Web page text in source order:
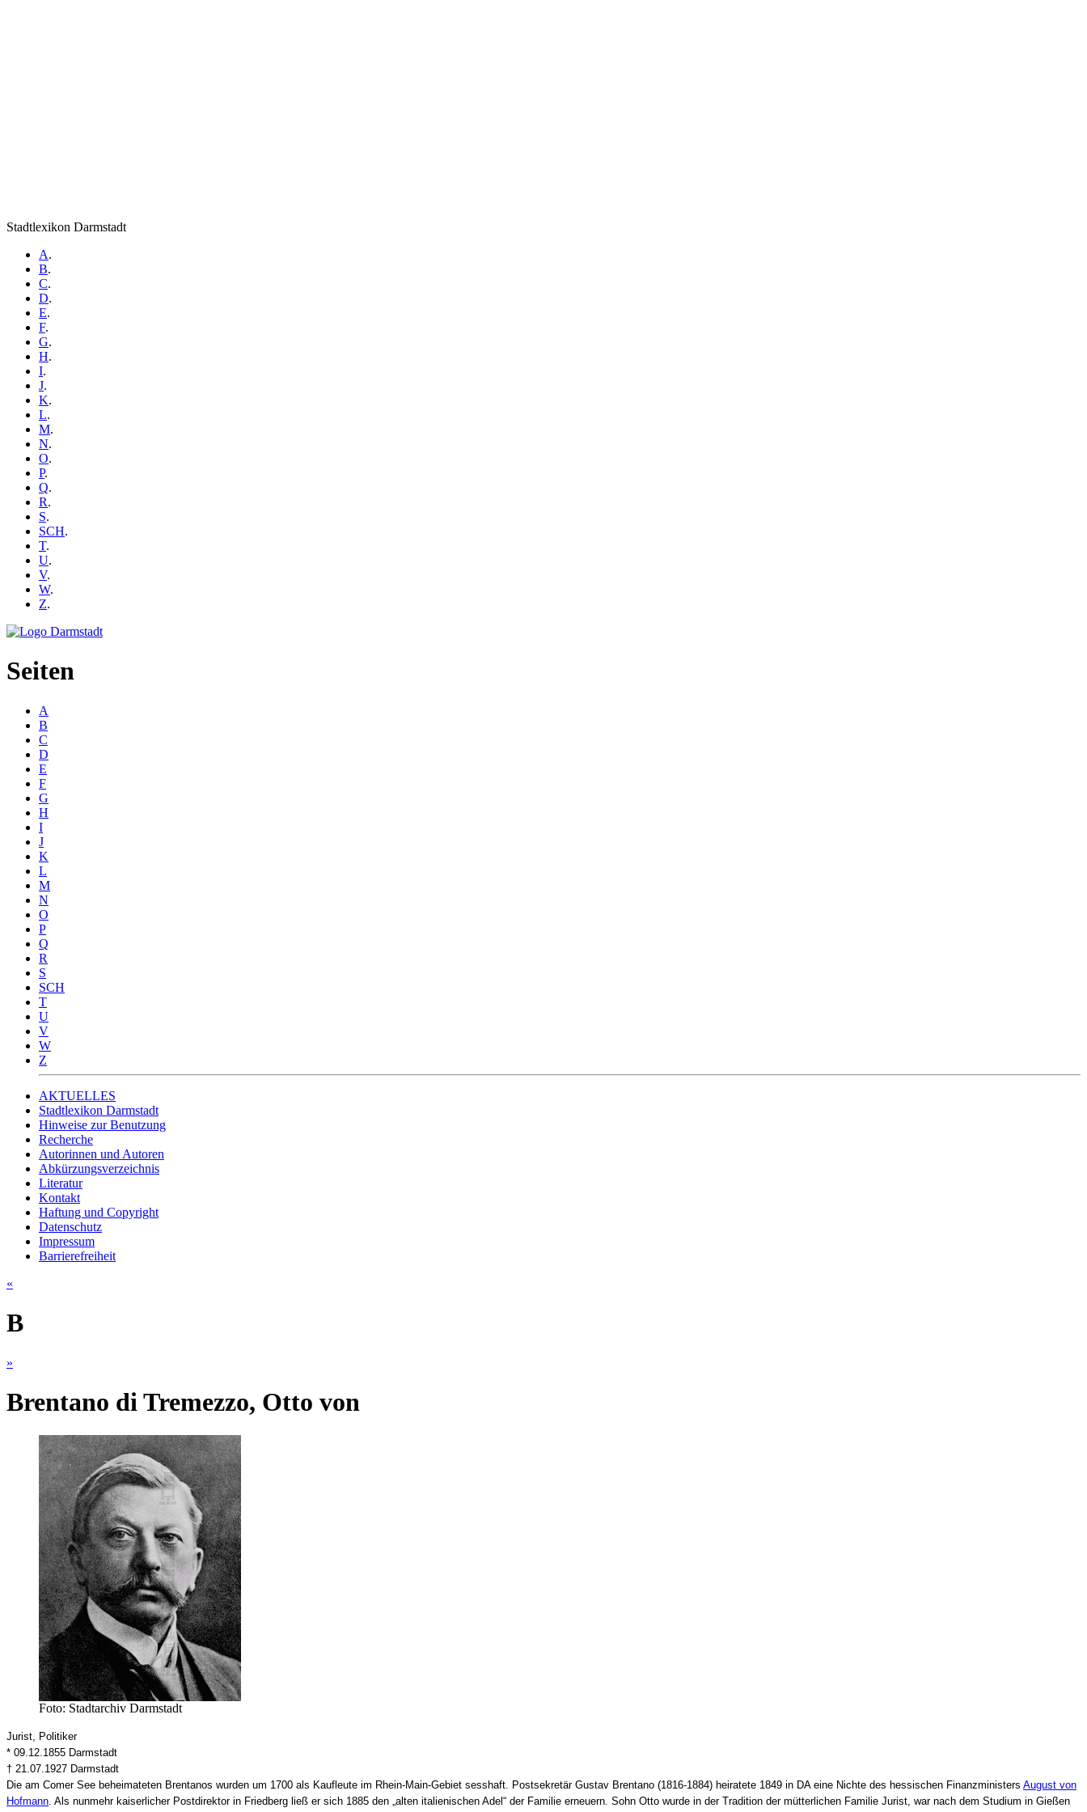
Stadtlexikon Darmstadt
A.
B.
C.
D.
E.
F.
G.
H.
I.
J.
K.
L.
M.
N.
O.
P.
Q.
R.
S.
SCH.
T.
U.
V.
W.
Z.
Seiten
A
B
C
D
E
F
G
H
I
J
K
L
M
N
O
P
Q
R
S
SCH
T
U
V
W
Z
AKTUELLES
Stadtlexikon Darmstadt
Hinweise zur Benutzung
Recherche
Autorinnen und Autoren
Abkürzungsverzeichnis
Literatur
Kontakt
Haftung und Copyright
Datenschutz
Impressum
Barrierefreiheit
«
B
»
Brentano di Tremezzo, Otto von
Foto: Stadtarchiv Darmstadt
Jurist, Politiker
* 09.12.1855 Darmstadt
† 21.07.1927 Darmstadt
Die am Comer See beheimateten Brentanos wurden um 1700 als Kaufleute im Rhein-Main-Gebiet sesshaft. Postsekretär Gustav Brentano (1816-1884) heiratete 1849 in DA eine Nichte des hessischen Finanzministers August von
Hofmann . Als nunmehr kaiserlicher Postdirektor in Friedberg ließ er sich 1885 den „alten italienischen Adel“ der Familie erneuern. Sohn Otto wurde in der Tradition der mütterlichen Familie Jurist, war nach dem Studium in Gießen